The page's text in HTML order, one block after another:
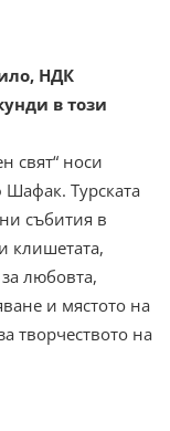
НДК
в този
свят“ носи
Турската
събития в
клишетата,
любовта,
и мястото на
творчеството на